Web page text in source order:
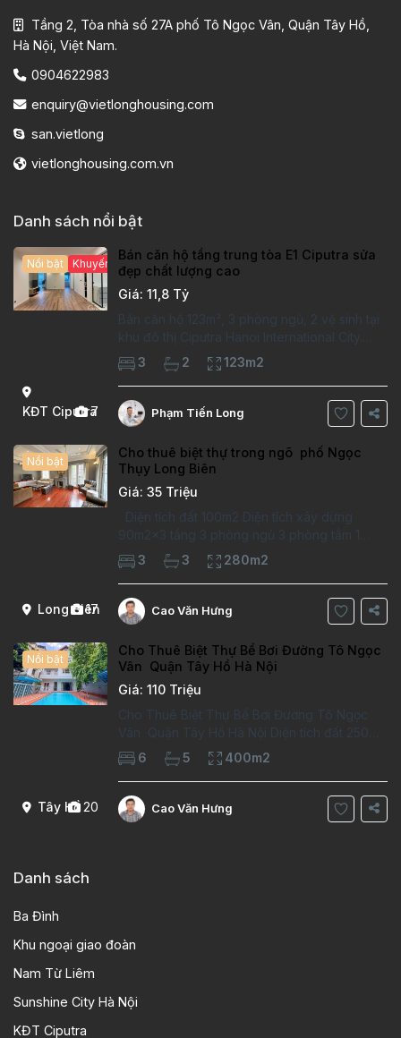
Tầng 2, Tòa nhà số 27A phố Tô Ngọc Vân, Quận Tây Hồ,
Hà Nội, Việt Nam.
0904622983
enquiry@vietlonghousing.com
san.vietlong
vietlonghousing.com.vn
Danh sách nổi bật
KĐT Ciputra
7
Nổi bật Khuyến mại hấp dẫn
Bán căn hộ tầng trung tòa E1 Ciputra sửa
đẹp chất lượng cao
Giá: 11,8 Tỷ
Bán căn hộ 123m², 3 phòng ngủ, 2 vệ sinh tại
khu đô thị Ciputra Hanoi International City.
Căn hộ đã sửa mới kỹ, chất lượng cao, sàn
gỗ, bếp hiện đại, không gian thoáng sáng.
Thông tin căn hộ: Diện tích:
3 2 123m2
Phạm Tiến Long
Long Biên
17
Nổi bật
Cho thuê biệt thự trong ngõ phố Ngọc
Thụy Long Biên
Giá: 35 Triệu
Diện tích đất 100m2 Diện tích xây dựng
90m2x3 tầng 3 phòng ngủ 3 phòng tắm 1
phòng làm việc Vị trí ý tưởng 10 phút đi bộ tới
trường việt pháp Ngôi nhà được thiết kế theo
kiểu phát cổ,trong khu dân
3 3 280m2
Cao Văn Hưng
Tây Hồ20
Nổi bật
Cho Thuê Biệt Thự Bể Bơi Đường Tô Ngọc
Vân Quận Tây Hồ Hà Nội
Giá: 110 Triệu
Cho Thuê Biệt Thự Bể Bơi Đường Tô Ngọc
Vân Quận Tây Hồ Hà Nội Diện tích đất 250m2
Diện tích xây dựng 100m2 Xây 4 tầng, 6
phòng ngủ 5 phòng tắm Tầng 1, , phòng
khách , phòng bếp-1wc Tầng 2, 2 phòng
6 5 400m2
Cao Văn Hưng
Danh sách
Ba Đình
Khu ngoại giao đoàn
Nam Từ Liêm
Sunshine City Hà Nội
KĐT Ciputra